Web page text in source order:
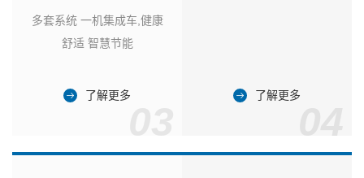
多套系统 一机集成车,健康
舒适 智慧节能
了解更多 了解更多